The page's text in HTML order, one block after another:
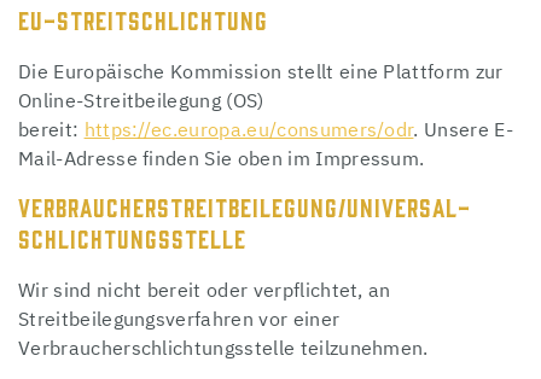
EU-STREITSCHLICHTUNG
Die Europäische Kommission stellt eine Plattform zur
Online-Streitbeilegung (OS)
bereit: https://ec.europa.eu/consumers/odr. Unsere E-
Mail-Adresse finden Sie oben im Impressum.
VERBRAUCHER­STREIT­BEILEGUNG/UNIVERSAL­
SCHLICHTUNGS­STELLE
Wir sind nicht bereit oder verpflichtet, an
Streitbeilegungsverfahren vor einer
Verbraucherschlichtungsstelle teilzunehmen.